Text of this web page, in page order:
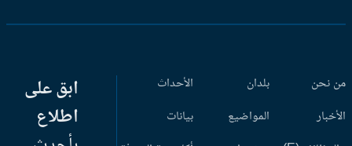
نحن
بلدان
المواضيع
الأحداث
بيانات
ابق على
اطلاع